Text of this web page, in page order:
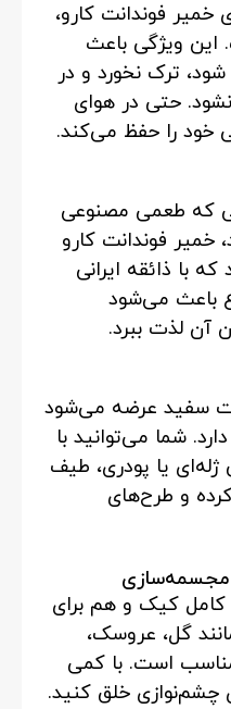
فوندانت کارو،
ویژگی باعث
ترک نخورد و در
حتی در هوای
را حفظ می‌کند.
که طعمی مصنوعی
خمیر فوندانت کارو
با ذائقه ایرانی
باعث می‌شود
آن لذت ببرد.
سفید عرضه می‌شود
شما می‌توانید با
ژله‌ای یا پودری، طیف
و طرح‌های
کیک و هم برای
گل، عروسک،
است. با کمی
چشم‌نوازی خلق کنید.